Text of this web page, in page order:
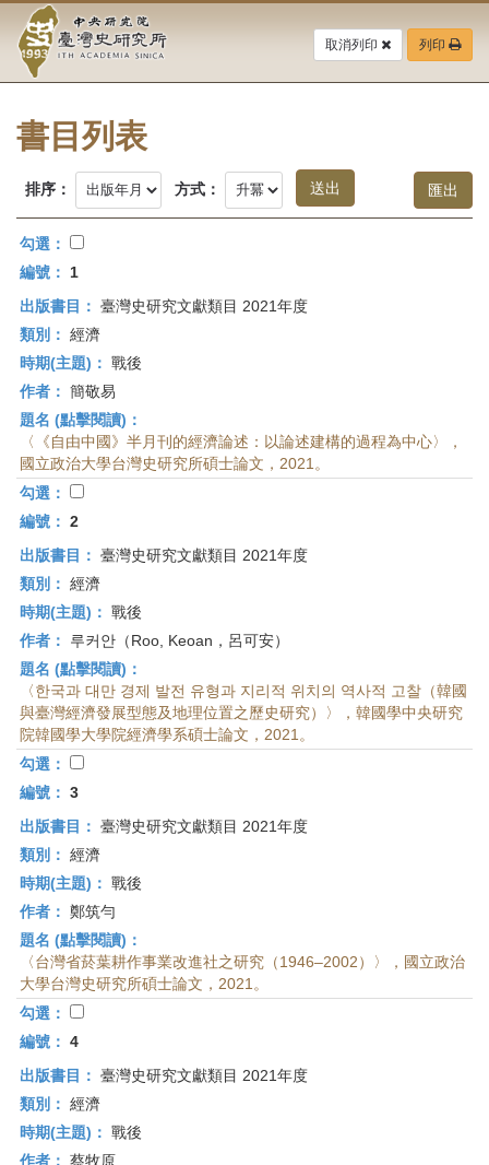
要
中
央
研
究
院-
臺
灣
史
研
究
所-
首
頁
取消列印 列印
書目列表
排序： 方式：
勾選：
編號：
1
出版書目： 臺灣史研究文獻類目 2021年度
類別： 經濟
時期(主題)： 戰後
作者： 簡敬易
題名 (點擊閱讀)：
〈《自由中國》半月刊的經濟論述：以論述建構的過程為中心〉，
國立政治大學台灣史研究所碩士論文，2021。
勾選：
編號： 2
出版書目： 臺灣史研究文獻類目 2021年度
類別： 經濟
時期(主題)： 戰後
作者：
루커안（Roo, Keoan，呂可安）
題名 (點擊閱讀)：
〈한국과 대만 경제 발전 유형과 지리적 위치의 역사적 고찰（韓國
與臺灣經濟發展型態及地理位置之歷史研究）〉，韓國學中央研究
院韓國學大學院經濟學系碩士論文，2021。
勾選：
編號： 3
出版書目： 臺灣史研究文獻類目 2021年度
類別： 經濟
時期(主題)： 戰後
作者： 鄭筑勻
題名 (點擊閱讀)：
〈台灣省菸葉耕作事業改進社之研究（1946–2002）〉，國立政治
大學台灣史研究所碩士論文，2021。
勾選：
編號： 4
出版書目： 臺灣史研究文獻類目 2021年度
類別： 經濟
時期(主題)： 戰後
作者： 蔡牧原